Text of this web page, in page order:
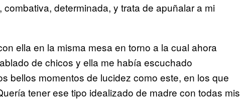
determinada, y trata de apuñalar a mi
ella en la misma mesa en torno a la cual ahora
de chicos y ella me había escuchado
bellos momentos de lucidez como este, en los que
tener ese tipo idealizado de madre con todas mis